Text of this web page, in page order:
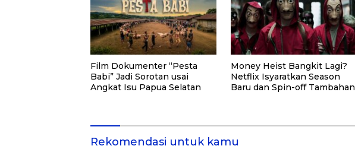
Film Dokumenter “Pesta
Babi” Jadi Sorotan usai
Angkat Isu Papua Selatan
Money Heist Bangkit Lagi?
Netflix Isyaratkan Season
Baru dan Spin-off Tambahan
Rekomendasi untuk kamu